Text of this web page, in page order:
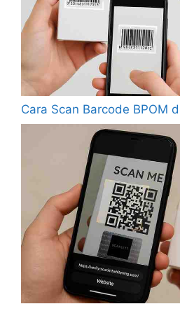
Cara Scan Barcode BPOM